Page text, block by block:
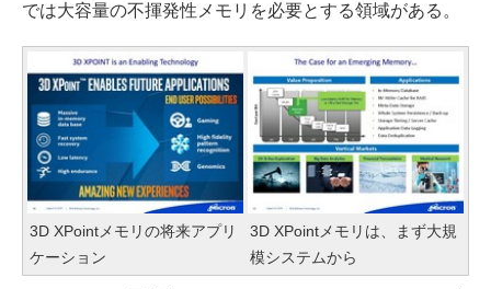
では大容量の不揮発性メモリを必要とする領域がある。
3D XPointメモリの将来アプリ
ケーション
3D XPointメモリは、まず大規
模システムから